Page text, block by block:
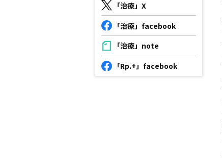
「治療」X
「治療」facebook
「治療」note
「Rp.+」facebook